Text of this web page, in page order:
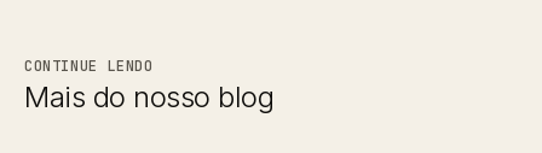
CONTINUE LENDO
Mais do nosso blog